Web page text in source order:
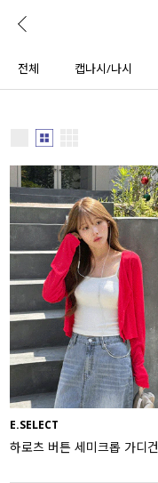
로그인
CATEGORY
도착보장⚡
인플루언서 pick!
신상 5%
베스트
MADE
세트할인 ~30%
전체 캡나시/나시
E.SELECT
하로츠 버튼 세미크롭 가디건